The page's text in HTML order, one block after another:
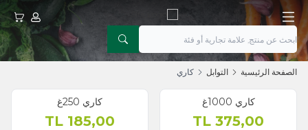
حسابيعربتي
الصفحة الرئيسية التوابل كاري
كاري 1000غ
375,00
كاري 250غ
185,00